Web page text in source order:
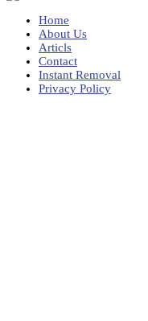
Home
About Us
Articls
Contact
Instant Removal
Privacy Policy